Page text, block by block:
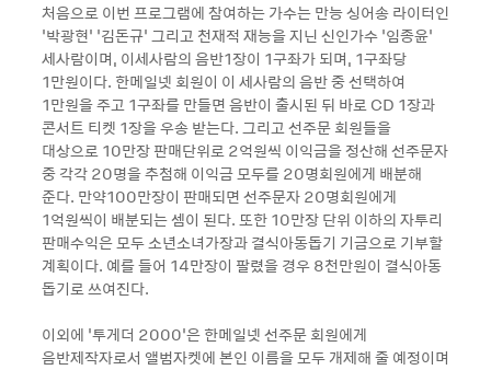
처음으로 이번 프로그램에 참여하는 가수는 만능 싱어송 라이터인
‘박광현’ ‘김돈규’ 그리고 천재적 재능을 지닌 신인가수 ‘임종윤’
세사람이며, 이세사람의 음반1장이 1구좌가 되며, 1구좌당
1만원이다. 한메일넷 회원이 이 세사람의 음반 중 선택하여
1만원을 주고 1구좌를 만들면 음반이 출시된 뒤 바로 CD 1장과
콘서트 티켓 1장을 우송 받는다. 그리고 선주문 회원들을
대상으로 10만장 판매단위로 2억원씩 이익금을 정산해 선주문자
중 각각 20명을 추첨해 이익금 모두를 20명회원에게 배분해
준다. 만약100만장이 판매되면 선주문자 20명회원에게
1억원씩이 배분되는 셈이 된다. 또한 10만장 단위 이하의 자투리
판매수익은 모두 소년소녀가장과 결식아동돕기 기금으로 기부할
계획이다. 예를 들어 14만장이 팔렸을 경우 8천만원이 결식아동
돕기로 쓰여진다.
이외에 ‘투게더 2000’은 한메일넷 선주문 회원에게
음반제작자로서 앨범자켓에 본인 이름을 모두 개제해 줄 예정이며